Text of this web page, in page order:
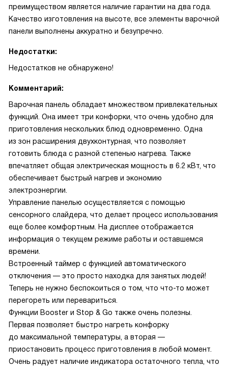
преимуществом является наличие гарантии на два года.
Качество изготовления на высоте, все элементы варочной
панели выполнены аккуратно и безупречно.
Недостатки:
Недостатков не обнаружено!
Комментарий:
Варочная панель обладает множеством привлекательных
функций. Она имеет три конфорки, что очень удобно для
приготовления нескольких блюд одновременно. Одна
из зон расширения двухконтурная, что позволяет
готовить блюда с разной степенью нагрева. Также
впечатляет общая электрическая мощность в 6.2 кВт, что
обеспечивает быстрый нагрев и экономию
электроэнергии.
Управление панелью осуществляется с помощью
сенсорного слайдера, что делает процесс использования
еще более комфортным. На дисплее отображается
информация о текущем режиме работы и оставшемся
времени.
Встроенный таймер с функцией автоматического
отключения — это просто находка для занятых людей!
Теперь не нужно беспокоиться о том, что что-то может
перегореть или перевариться.
Функции Booster и Stop & Go также очень полезны.
Первая позволяет быстро нагреть конфорку
до максимальной температуры, а вторая —
приостановить процесс приготовления в любой момент.
Очень радует наличие индикатора остаточного тепла, что